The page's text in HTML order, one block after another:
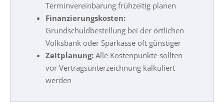
Terminvereinbarung frühzeitig planen
Finanzierungskosten:
Grundschuldbestellung bei der örtlichen
Volksbank oder Sparkasse oft günstiger
Zeitplanung: Alle Kostenpunkte sollten
vor Vertragsunterzeichnung kalkuliert
werden